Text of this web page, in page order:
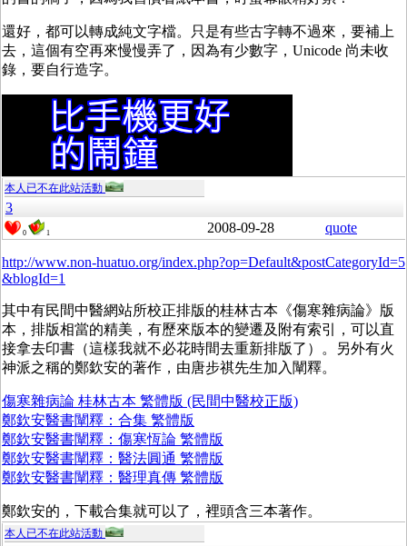
還好，都可以轉成純文字檔。只是有些古字轉不過來，要補上
去，這個有空再來慢慢弄了，因為有少數字，Unicode 尚未收
錄，要自行造字。
本人已不在此站活動
3
0 1 2008-09-28 quote
http://www.non-huatuo.org/index.php?op=Default&postCategoryId=5
&blogId=1
其中有民間中醫網站所校正排版的桂林古本《傷寒雜病論》版
本，排版相當的精美，有歷來版本的變遷及附有索引，可以直
接拿去印書（這樣我就不必花時間去重新排版了）。另外有火
神派之稱的鄭欽安的著作，由唐步祺先生加入闡釋。
傷寒雜病論 桂林古本 繁體版 (民間中醫校正版)
鄭欽安醫書闡釋：合集 繁體版
鄭欽安醫書闡釋：傷寒恆論 繁體版
鄭欽安醫書闡釋：醫法圓通 繁體版
鄭欽安醫書闡釋：醫理真傳 繁體版
鄭欽安的，下載合集就可以了，裡頭含三本著作。
本人已不在此站活動